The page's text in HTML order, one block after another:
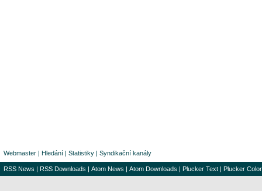
Webmaster | Hledání | Statistiky | Syndikační kanály
RSS News | RSS Downloads | Atom News | Atom Downloads | Plucker Text | Plucker Color